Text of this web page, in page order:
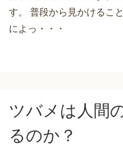
す。 普段から見かけるこ
によっ・・・
ツバメは人間
るのか？